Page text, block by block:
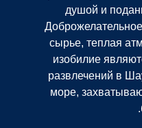
душой и
сырье, теплая
изобилие
развлечений в
море,